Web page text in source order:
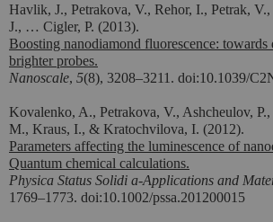
Havlik, J., Petrakova, V., Rehor, I., Petrak,
J., … Cigler, P. (2013).
Boosting nanodiamond fluorescence: towards
brighter probes.
Nanoscale, 5(8), 3208–3211. doi:10.1039/
Kovalenko, A., Petrakova, V., Ashcheulov,
M., Kraus, I., & Kratochvilova, I. (2012).
Parameters affecting the luminescence of
Quantum chemical calculations.
Physica Status Solidi a-Applications and
1769–1773. doi:10.1002/pssa.201200015